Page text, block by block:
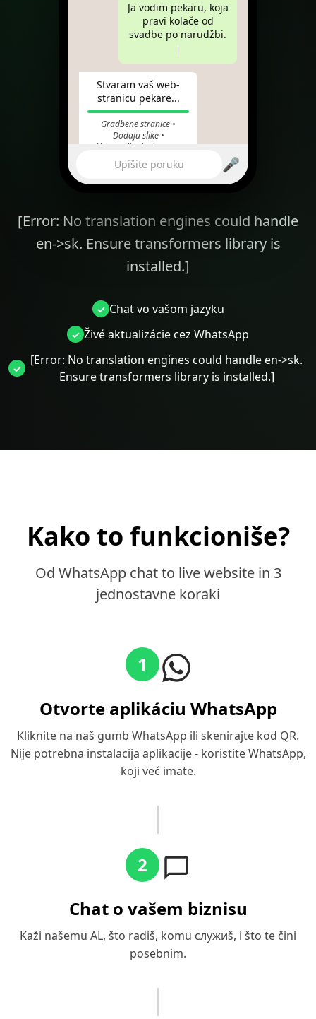
Ja vodim pekaru, koja
pravi kolače od
svadbe po narudžbi.
|
Stvaram vaš web-
stranicu pekare...
Gradbene stranice •
Dodaju slike •
Ustanavljanje domeny
10:24
yourbakery.com
Upišite poruku 🎤
[Error: No translation engines could handle
en->sk. Ensure transformers library is
installed.]
Chat vo vašom jazyku
Živé aktualizácie cez WhatsApp
[Error: No translation engines could handle en->sk.
Ensure transformers library is installed.]
Kako to funkcioniše?
Od WhatsApp chat to live website in 3
jednostavne koraki
1
Otvorte aplikáciu WhatsApp
Kliknite na naš gumb WhatsApp ili skenirajte kod QR.
Nije potrebna instalacija aplikacije - koristite WhatsApp,
koji već imate.
2
Chat o vašem biznisu
Kaži našemu AL, što radiš, komu служиš, i što te čini
posebnim.